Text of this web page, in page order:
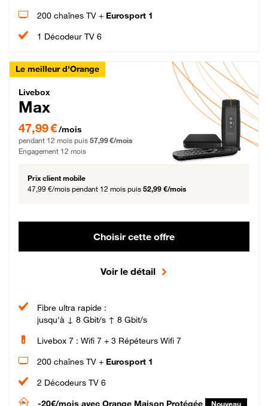
200 chaînes TV + Eurosport 1
1 Décodeur TV 6
Le meilleur d'Orange
Livebox Max Fibre
Livebox
Max
47,99 € par mois pendant 12 mois puis 57,99 € par mois, Engagement 12 mois
47,99 €/mois
pendant 12 mois puis 57,99 €/mois
Engagement 12 mois
Prix client mobile
47,99 €/mois pendant 12 mois puis 52,99 €/mois
Choisir cette offre
Voir le détail
Fibre ultra rapide :
jusqu'à ↓ 8 Gbit/s ↑ 8 Gbit/s
Livebox 7 : Wifi 7 + 3 Répéteurs Wifi 7
200 chaînes TV + Eurosport 1
2 Décodeurs TV 6
-20€/mois avec Orange Maison Protégée Nouveau